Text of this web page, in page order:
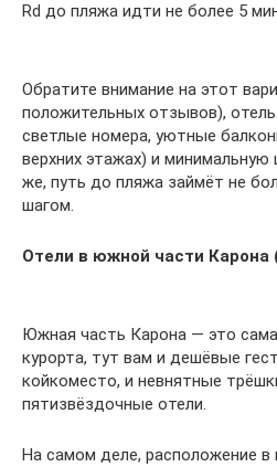
Rd до пляжа идти не более 5
Обратите внимание на этот
положительных отзывов),
светлые номера, уютные
верхних этажах) и
же, путь до пляжа займёт не
шагом.
Отели в южной части Карона
Южная часть Карона — это
курорта, тут вам и дешёвые
койкоместо, и невнятные
пятизвёздочные отели.
На самом деле, расположение